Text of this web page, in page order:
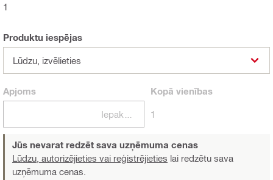
1
Produktu iespējas
Lūdzu, izvēlieties
Apjoms Kopā vienības
1
Jūs nevarat redzēt sava uzņēmuma cenas
Lūdzu, autorizējieties vai reģistrējieties lai redzētu sava
uzņēmuma cenas.